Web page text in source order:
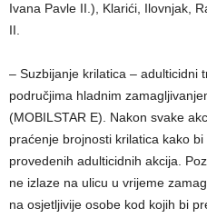
Ivana Pavle II.), Klarići, Ilovnjak,
II.
– Suzbijanje krilatica – adulticidni
područjima hladnim
(MOBILSTAR E). Nakon svake
praćenje brojnosti krilatica kako
provedenih adulticidnih akcija.
ne izlaze na ulicu u vrijeme
na osjetljivije osobe kod kojih bi